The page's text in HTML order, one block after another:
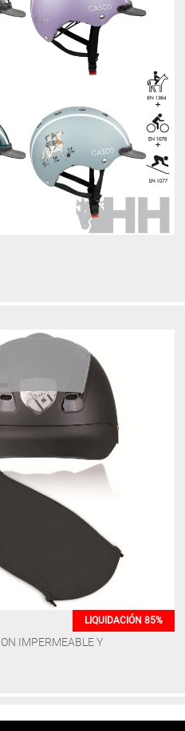
LIQUIDACIÓN 85%
IMPERMEABLE Y